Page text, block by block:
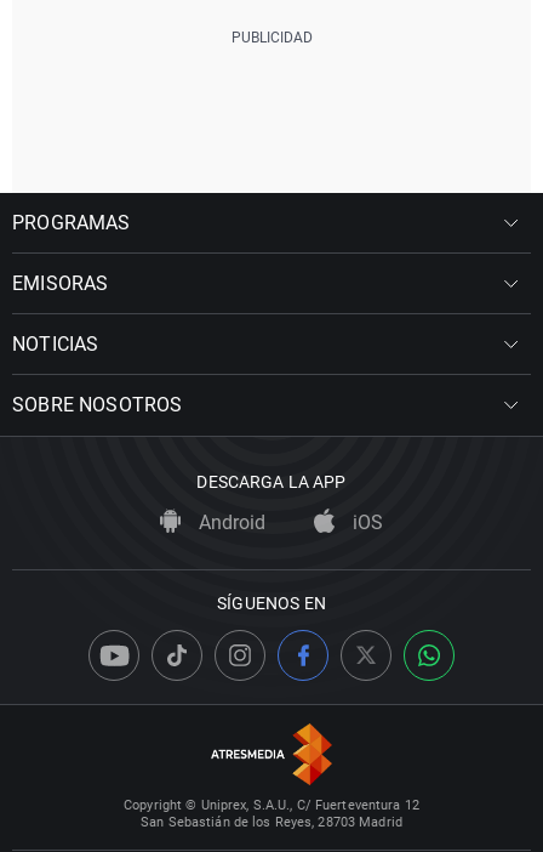
PROGRAMAS
EMISORAS
NOTICIAS
SOBRE NOSOTROS
DESCARGA LA APP
Android iOS
SÍGUENOS EN
Copyright © Uniprex, S.A.U., C/ Fuerteventura 12
San Sebastián de los Reyes, 28703 Madrid